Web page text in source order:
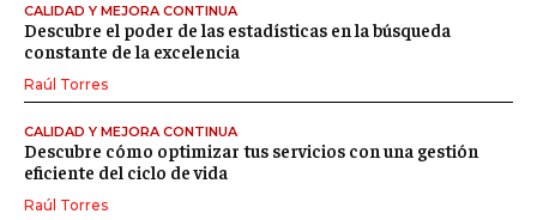
CALIDAD Y MEJORA CONTINUA
Descubre el poder de las estadísticas en la búsqueda
constante de la excelencia
Raúl Torres
CALIDAD Y MEJORA CONTINUA
Descubre cómo optimizar tus servicios con una gestión
eficiente del ciclo de vida
Raúl Torres